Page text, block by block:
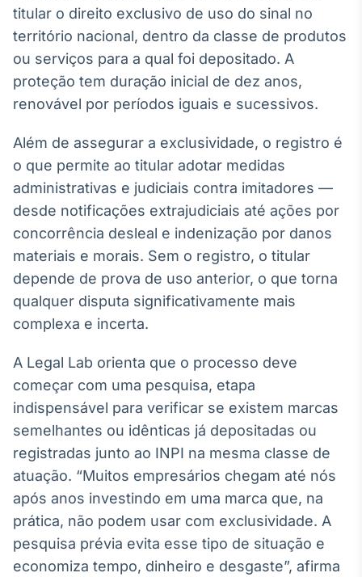
Radar
Monitoramento
notícias e
conteúdos
Broadcast
plataforma para
analisar fundos
de investimento
no Brasil
IA
Em breve
Gestão de
Investimentos
Em breve
titular o direito exclusivo de uso do sinal no
território nacional, dentro da classe de produtos
ou serviços para a qual foi depositado. A
proteção tem duração inicial de dez anos,
renovável por períodos iguais e sucessivos.
Além de assegurar a exclusividade, o registro é
o que permite ao titular adotar medidas
administrativas e judiciais contra imitadores —
desde notificações extrajudiciais até ações por
concorrência desleal e indenização por danos
materiais e morais. Sem o registro, o titular
depende de prova de uso anterior, o que torna
qualquer disputa significativamente mais
complexa e incerta.
A Legal Lab orienta que o processo deve
começar com uma pesquisa, etapa
indispensável para verificar se existem marcas
semelhantes ou idênticas já depositadas ou
registradas junto ao INPI na mesma classe de
atuação. “Muitos empresários chegam até nós
após anos investindo em uma marca que, na
prática, não podem usar com exclusividade. A
pesquisa prévia evita esse tipo de situação e
economiza tempo, dinheiro e desgaste”, afirma